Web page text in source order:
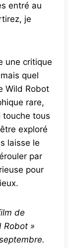
entré au
je
une critique
quel
Wild Robot
rare,
touche tous
exploré
laisse le
par
pour
de
Robot »